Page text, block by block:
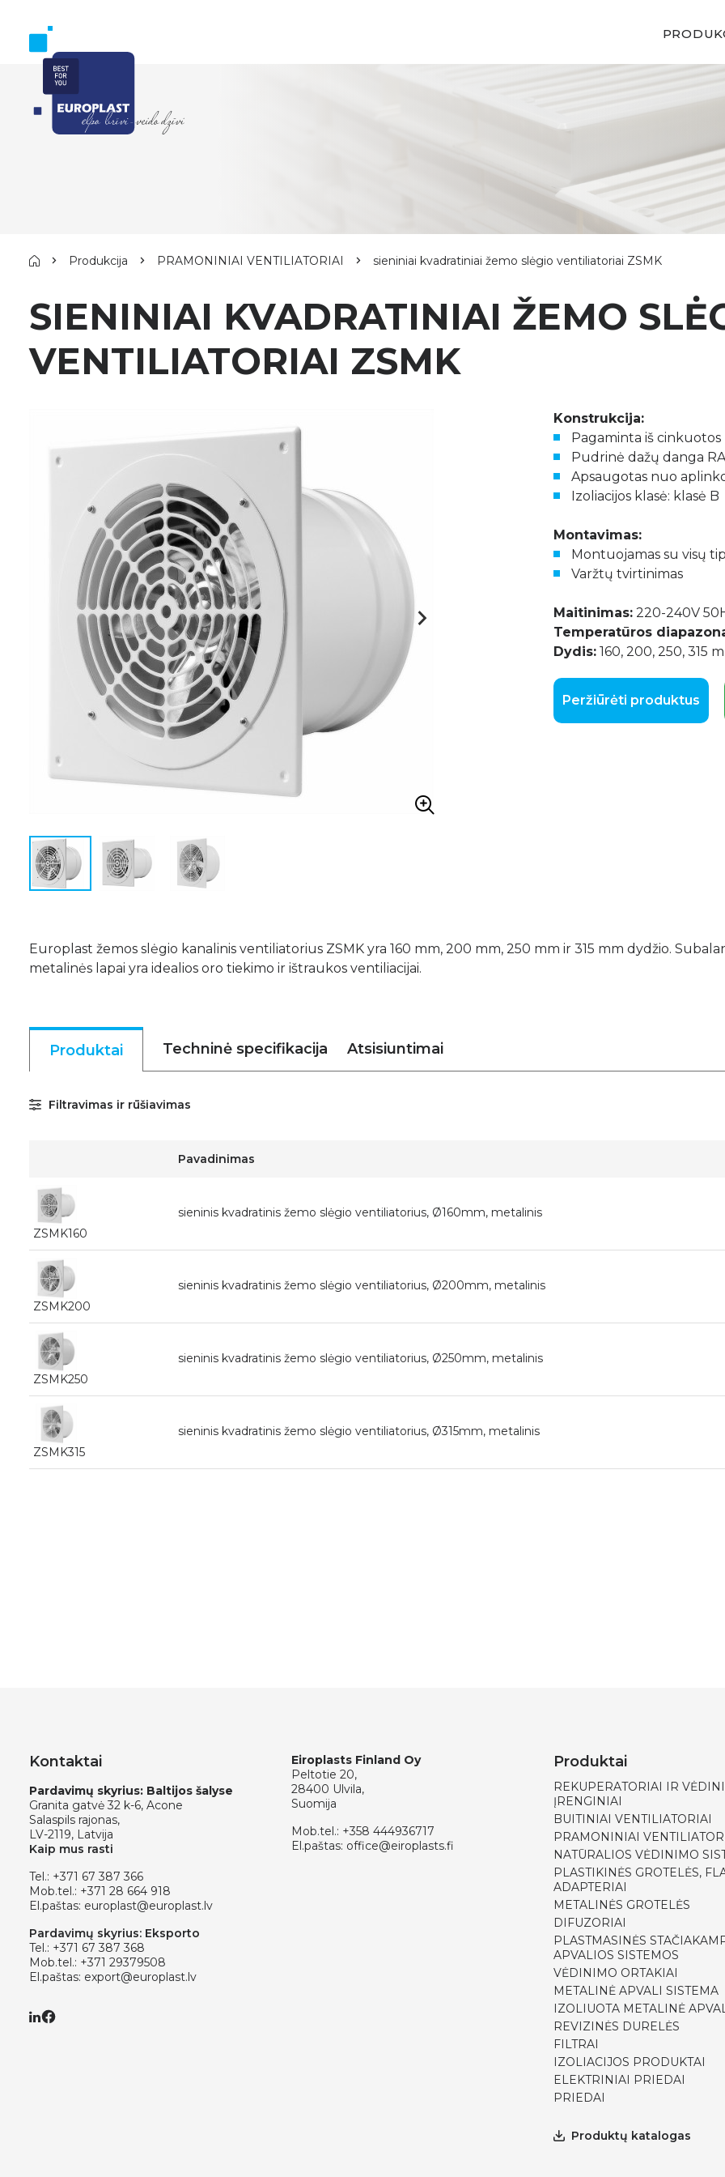
Produkcija PRAMONINIAI VENTILIATORIAI sieniniai kvadratiniai žemo slėgio ventiliatoriai ZSMK
SIENINIAI KVADRATINIAI ŽEMO
VENTILIATORIAI ZSMK
Konstrukcija:
Pagaminta iš cinkuotos
Pudrinė dažų danga
Apsaugotas nuo
Izoliacijos klasė: klasė B
Montavimas:
Montuojamas su visų
Varžtų tvirtinimas
Maitinimas: 220-240V
Temperatūros
Dydis: 160, 200, 250, 315
Peržiūrėti produktus
Europlast žemos slėgio kanalinis ventiliatorius ZSMK yra 160 mm, 200 mm, 250 mm ir 315 mm dydžio.
metalinės lapai yra idealios oro tiekimo ir ištraukos ventiliacijai.
Produktai Techninė specifikacija Atsisiuntimai
Filtravimas ir rūšiavimas
Pavadinimas
ZSMK160
sieninis kvadratinis žemo slėgio ventiliatorius, Ø160mm, metalinis
ZSMK200
sieninis kvadratinis žemo slėgio ventiliatorius, Ø200mm, metalinis
ZSMK250
sieninis kvadratinis žemo slėgio ventiliatorius, Ø250mm, metalinis
ZSMK315
sieninis kvadratinis žemo slėgio ventiliatorius, Ø315mm, metalinis
Kontaktai
Pardavimų skyrius: Baltijos šalyse
Granita gatvė 32 k-6, Acone
Salaspils rajonas,
LV-2119, Latvija
Kaip mus rasti
Tel.: +371 67 387 366
Mob.tel.: +371 28 664 918
El.paštas: europlast@europlast.lv
Pardavimų skyrius: Eksporto
Tel.: +371 67 387 368
Mob.tel.: +371 29379508
El.paštas: export@europlast.lv
Eiroplasts Finland Oy
Peltotie 20,
28400 Ulvila,
Suomija
Mob.tel.: +358 444936717
El.paštas: office@eiroplasts.fi
Produktai
REKUPERATORIAI IR
ĮRENGINIAI
BUITINIAI VENTILIATORIAI
PRAMONINIAI
NATŪRALIOS VĖDINIMO
PLASTIKINĖS GROTELĖS,
ADAPTERIAI
METALINĖS GROTELĖS
DIFUZORIAI
PLASTMASINĖS
APVALIOS SISTEMOS
VĖDINIMO ORTAKIAI
METALINĖ APVALI SISTEMA
IZOLIUOTA METALINĖ
REVIZINĖS DURELĖS
FILTRAI
IZOLIACIJOS PRODUKTAI
ELEKTRINIAI PRIEDAI
PRIEDAI
Produktų katalogas